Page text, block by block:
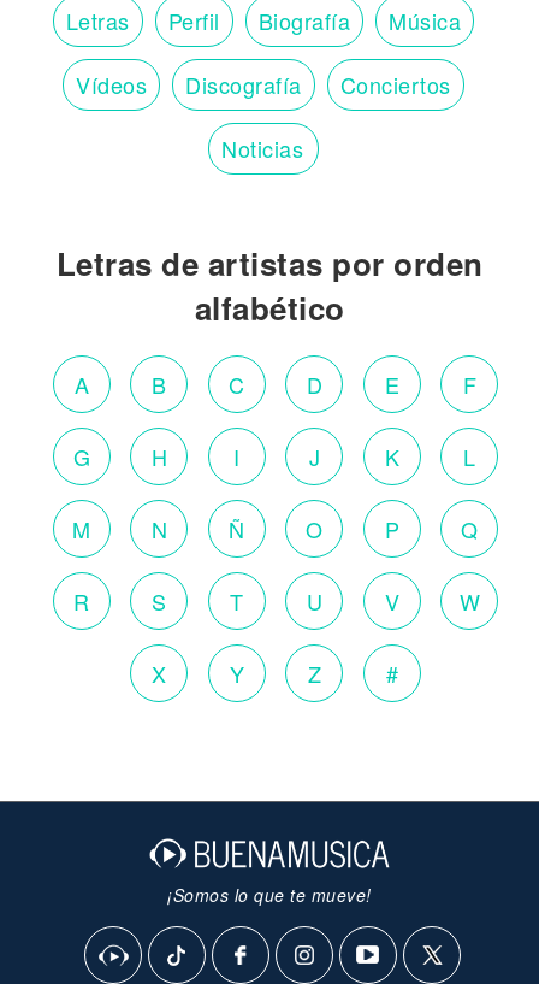
Letras Perfil Biografía Música
Vídeos Discografía Conciertos
Noticias
Letras de artistas por orden
alfabético
A B C D E F
G H I J K L
M N Ñ O P Q
R S T U V W
X Y Z #
¡Somos lo que te mueve!